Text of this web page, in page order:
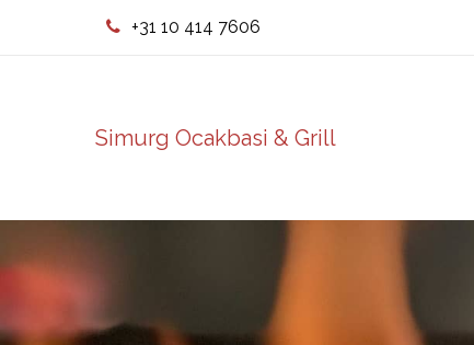
+31 10 414 7606
Simurg Ocakbasi & Grill